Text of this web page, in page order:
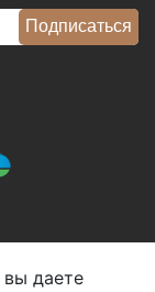
даете